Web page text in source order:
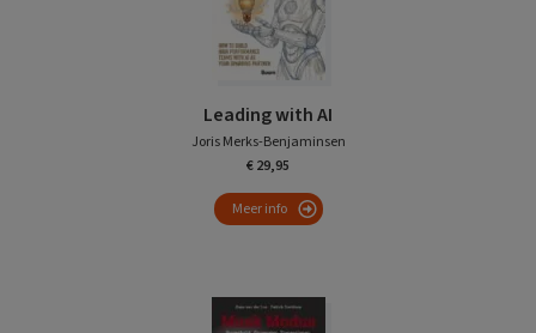
Leading with AI
Joris Merks-Benjaminsen
€ 29,95
Meer info